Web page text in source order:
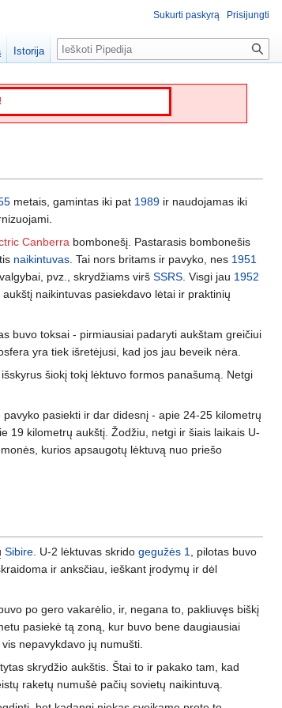
metais, gamintas iki pat 1989 ir naudojamas iki
Canberra bombonešį. Pastarasis bombonešis
naikintuvas . Tai nors britams ir pavyko, nes 1951
pvz., skrydžiams virš SSRS . Visgi jau 1952
naikintuvas pasiekdavo lėtai ir praktinių
buvo toksai - pirmiausiai padaryti aukštam greičiui
yra tiek išretėjusi, kad jos jau beveik nėra.
šiokį tokį lėktuvo formos panašumą. Netgi
pasiekti ir dar didesnį - apie 24-25 kilometrų
19 kilometrų aukštį. Žodžiu, netgi ir šiais laikais U-
kurios apsaugotų lėktuvą nuo priešo
Sibire . U-2 lėktuvas skrido gegužės 1
, pilotas buvo
ir anksčiau, ieškant įrodymų ir dėl
buvo po gero vakarėlio, ir, negana to, pakliuvęs biškį
pasiekė tą zoną, kur buvo bene daugiausiai
nepavykdavo jų numušti.
skrydžio aukštis. Štai to ir pakako tam, kad
raketų numušė pačių sovietų naikintuvą.
Sukurti paskyrą Prisijungti
Istorija Paieška